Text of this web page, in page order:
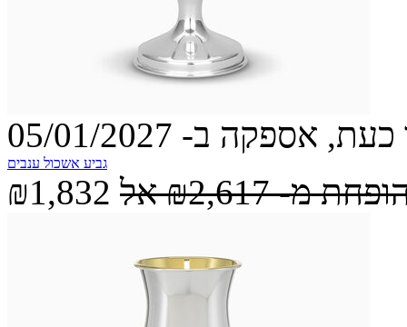
אספקה ב- 05/01/2027
גביע אשכול ענבים
₪1,832 מ-₪2,617 אל